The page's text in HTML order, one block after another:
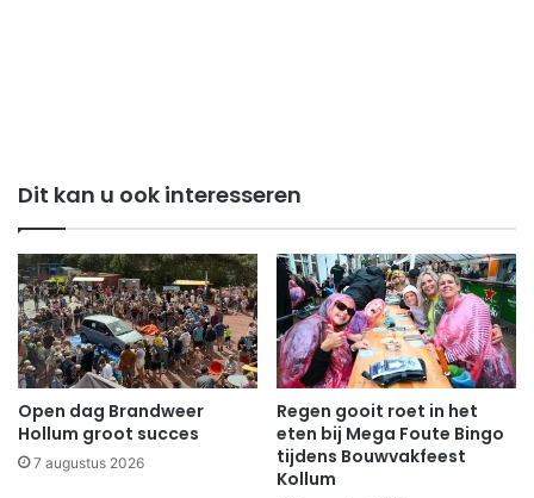
Dit kan u ook interesseren
Open dag Brandweer
Hollum groot succes
7 augustus 2026
Regen gooit roet in het
eten bij Mega Foute Bingo
tijdens Bouwvakfeest
Kollum